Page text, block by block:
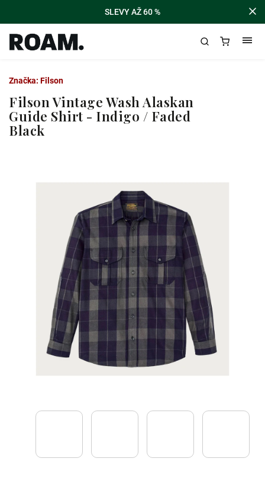
SLEVY AŽ 60 %
Filson Vintage Wash Alaskan
Guide Shirt - Indigo / Faded
Black
Značka: Filson